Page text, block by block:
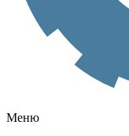
Меню